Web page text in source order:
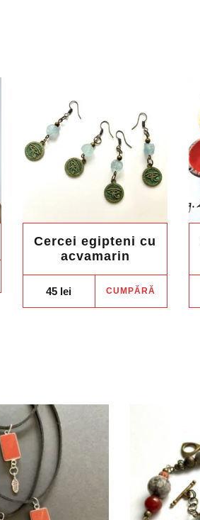
pot
alese
în
pagina
produsului.
Cercei egipteni cu
acvamarin
45 lei CUMPĂRĂ